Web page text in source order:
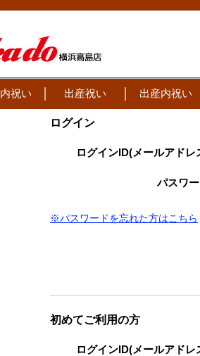
祝い 出産祝い 出産内祝い
ログイン
ログインID(メールアドレ
パスワ
※パスワードを忘れた方はこちら
初めてご利用の方
ログインID(メールアドレ